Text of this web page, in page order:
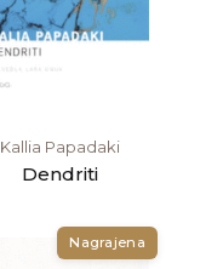
Kallia Papadaki
Dendriti
Nagrajena